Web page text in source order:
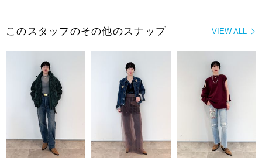
VIEW ALL
このスタッフのその他のスナップ